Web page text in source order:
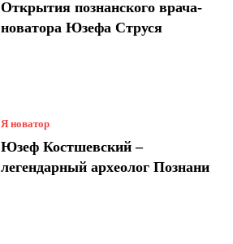
Открытия познанского врача-
новатора Юзефа Струся
Я новатор
Юзеф Костшевский –
легендарный археолог Познани